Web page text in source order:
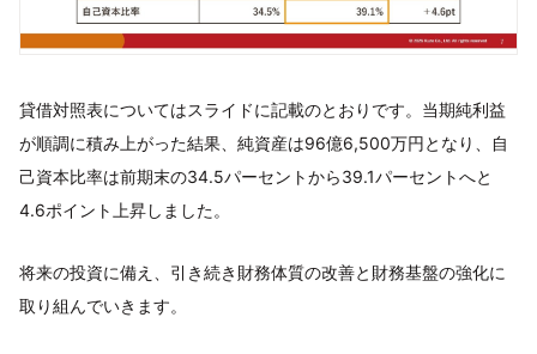
貸借対照表についてはスライドに記載のとおりです。当期純利益
が順調に積み上がった結果、純資産は96億6,500万円となり、自
己資本比率は前期末の34.5パーセントから39.1パーセントへと
4.6ポイント上昇しました。
将来の投資に備え、引き続き財務体質の改善と財務基盤の強化に
取り組んでいきます。